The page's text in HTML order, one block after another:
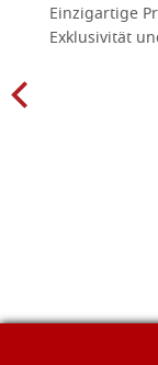
Einzigartige
Exklusivität